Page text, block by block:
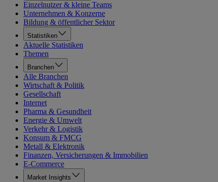
Einzelnutzer & kleine Teams
Unternehmen & Konzerne
Bildung & öffentlicher Sektor
Statistiken
Aktuelle Statistiken
Themen
Branchen
Alle Branchen
Wirtschaft & Politik
Gesellschaft
Internet
Pharma & Gesundheit
Energie & Umwelt
Verkehr & Logistik
Konsum & FMCG
Metall & Elektronik
Finanzen, Versicherungen & Immobilien
E-Commerce
Market Insights